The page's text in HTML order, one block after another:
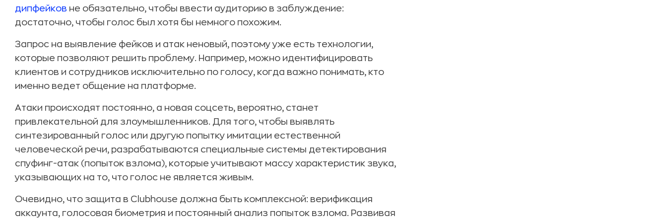
дипфейков не обязательно, чтобы ввести аудиторию в заблуждение:
достаточно, чтобы голос был хотя бы немного похожим.
Запрос на выявление фейков и атак неновый, поэтому уже есть технологии,
которые позволяют решить проблему. Например, можно идентифицировать
клиентов и сотрудников исключительно по голосу, когда важно понимать, кто
именно ведет общение на платформе.
Атаки происходят постоянно, а новая соцсеть, вероятно, станет
привлекательной для злоумышленников. Для того, чтобы выявлять
синтезированный голос или другую попытку имитации естественной
человеческой речи, разрабатываются специальные системы детектирования
спуфинг-атак (попыток взлома), которые учитывают массу характеристик звука,
указывающих на то, что голос не является живым.
Очевидно, что защита в Clubhouse должна быть комплексной: верификация
аккаунта, голосовая биометрия и постоянный анализ попыток взлома. Развивая